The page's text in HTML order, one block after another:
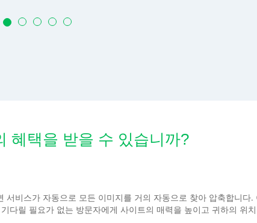
혜택을 받을 수 있습니까?
비스가 자동으로 모든 이미지를 거의 자동으로 찾아 압축합니다.
다릴 필요가 없는 방문자에게 사이트의 매력을 높이고 귀하의 위